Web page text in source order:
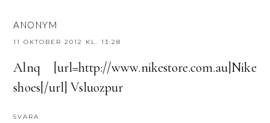
ANONYM
11 OKTOBER 2012 KL. 13:28
Alnq [url=http://www.nikestore.com.au]Nike
shoes[/url] Vsluozpur
SVARA